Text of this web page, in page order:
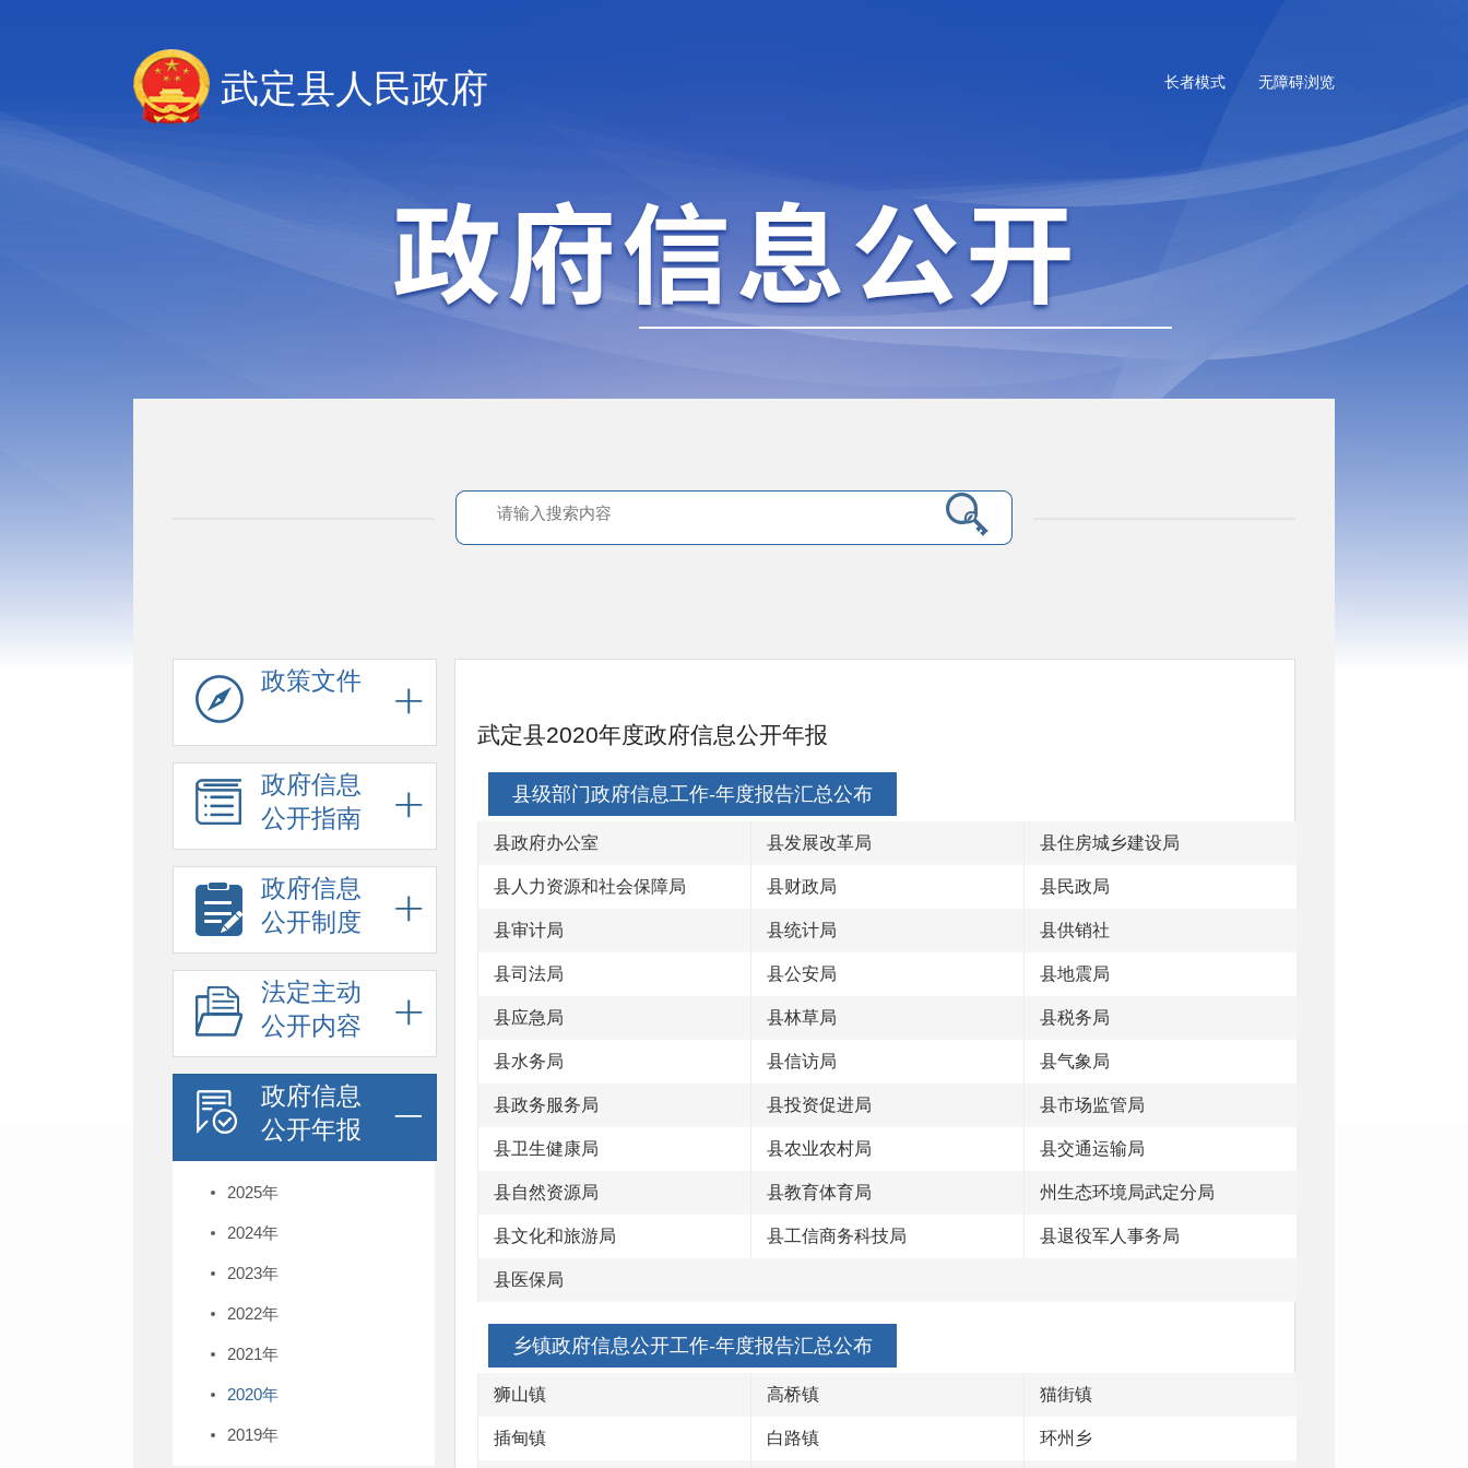
无障碍浏览
长者模式
武定县人民政府
政策文件
政府信息
公开指南
政府信息
公开制度
法定主动
公开内容
政府信息
公开年报
2025年
2024年
2023年
2022年
2021年
2020年
2019年
武定县2020年度政府信息公开年报
县级部门政府信息工作-年度报告汇总公布
县政府办公室 县发展改革局 县住房城乡建设局
县人力资源和社会保障局 县财政局 县民政局
县审计局 县统计局 县供销社
县司法局 县公安局 县地震局
县应急局 县林草局 县税务局
县水务局 县信访局 县气象局
县政务服务局 县投资促进局 县市场监管局
县卫生健康局 县农业农村局 县交通运输局
县自然资源局 县教育体育局 州生态环境局武定分局
县文化和旅游局 县工信商务科技局 县退役军人事务局
县医保局
乡镇政府信息公开工作-年度报告汇总公布
狮山镇 高桥镇 猫街镇
插甸镇 白路镇 环州乡